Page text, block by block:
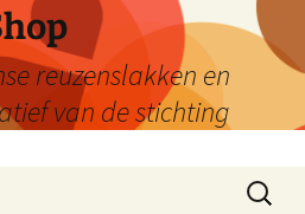
reuzenslakken en
van de stichting
Zoeken
naar: